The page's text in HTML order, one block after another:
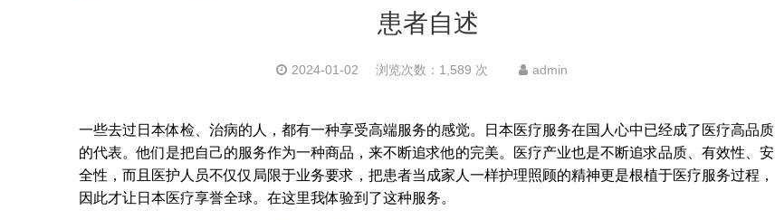
患者自述
2024-01-02 浏览次数：1,589 次 admin
一些去过日本体检、治病的人，都有一种享受高端服务的感觉。日本医疗服务在国人心中已经成了医疗高品质
的代表。他们是把自己的服务作为一种商品，来不断追求他的完美。医疗产业也是不断追求品质、有效性、安
全性，而且医护人员不仅仅局限于业务要求，把患者当成家人一样护理照顾的精神更是根植于医疗服务过程，
因此才让日本医疗享誉全球。在这里我体验到了这种服务。